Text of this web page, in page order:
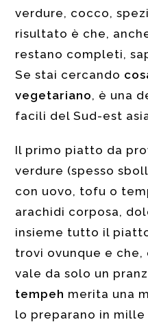
verdure, cocco,
risultato è che,
restano completi,
Se stai cercando
vegetariano, è una
facili del Sud-est
Il primo piatto da
verdure (spesso
con uovo, tofu o
arachidi corposa,
insieme tutto il
trovi ovunque e
vale da solo un
tempeh merita una
lo preparano in mille